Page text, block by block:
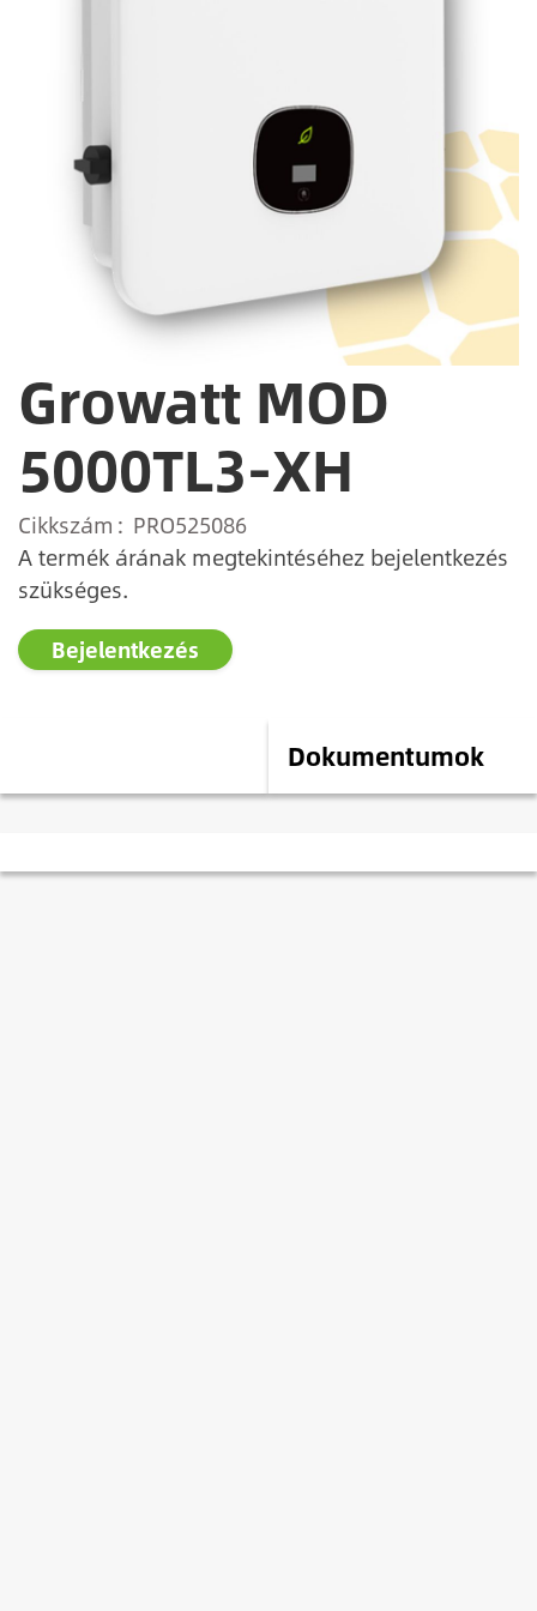
Growatt MOD
5000TL3-XH
Cikkszám
PRO525086
A termék árának megtekintéséhez bejelentkezés
szükséges.
Bejelentkezés
Dokumentumok